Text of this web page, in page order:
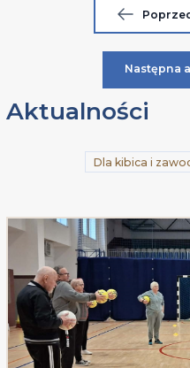
Następna
Aktualności
Dla kibica i